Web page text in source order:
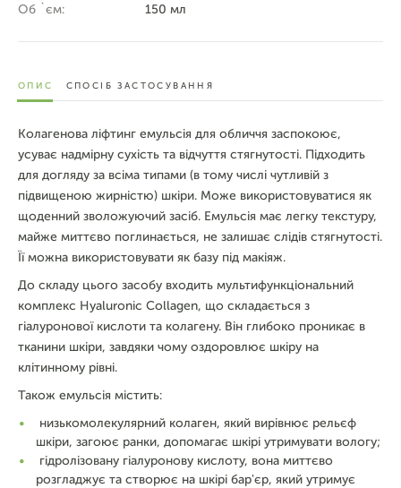
Об `єм:
150 мл
ОПИС СПОСІБ ЗАСТОСУВАННЯ
Колагенова ліфтинг емульсія для обличчя заспокоює,
усуває надмірну сухість та відчуття стягнутості. Підходить
для догляду за всіма типами (в тому числі чутливій з
підвищеною жирністю) шкіри. Може використовуватися як
щоденний зволожуючий засіб. Емульсія має легку текстуру,
майже миттєво поглинається, не залишає слідів стягнутості.
Її можна використовувати як базу під макіяж.
До складу цього засобу входить мультифункціональний
комплекс Hyaluronic Collagen, що складається з
гіалуронової кислоти та колагену. Він глибоко проникає в
тканини шкіри, завдяки чому оздоровлює шкіру на
клітинному рівні.
Також емульсія містить:
низькомолекулярний колаген, який вирівнює рельєф
шкіри, загоює ранки, допомагає шкірі утримувати вологу;
гідролізовану гіалуронову кислоту, вона миттєво
розгладжує та створює на шкірі бар'єр, який утримує